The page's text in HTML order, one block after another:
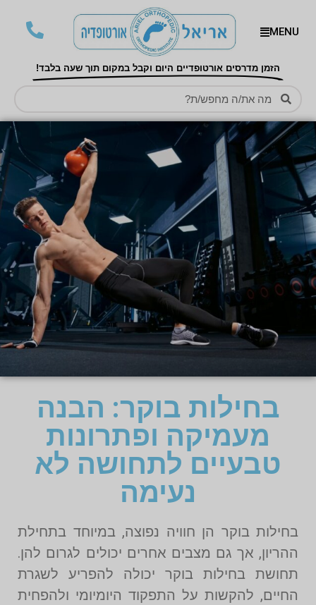
MENU
הזמן מדרסים אורטופדיים היום וקבל במקום תוך שעה בלבד!
בחילות בוקר: הבנה
מעמיקה ופתרונות
טבעיים לתחושה לא
נעימה
בחילות בוקר הן חוויה נפוצה, במיוחד בתחילת
ההריון, אך גם מצבים אחרים יכולים לגרום להן.
תחושת בחילות בוקר יכולה להפריע לשגרת
החיים, להקשות על התפקוד היומיומי ולהפחית